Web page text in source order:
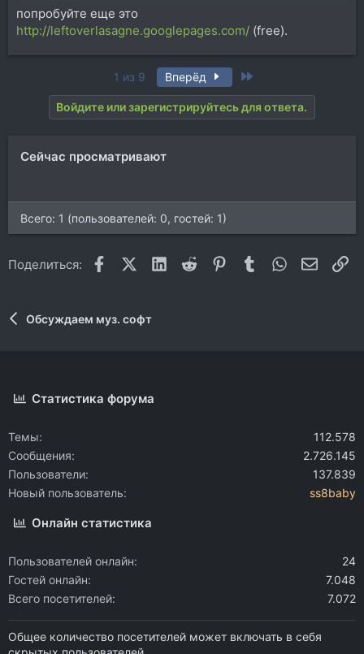
попробуйте еще это
http://leftoverlasagne.googlepages.com/ (free).
1 из 9 Вперёд
Войдите или зарегистрируйтесь для ответа.
Сейчас просматривают
Всего: 1 (пользователей: 0, гостей: 1)
Поделиться: FacebookX (Twitter)
LinkedIn
Reddit Pinterest
Tumblr WhatsApp
Обсуждаем муз. софт
Статистика форума
Темы
112.578
Сообщения
2.726.145
Пользователи
137.839
Новый пользователь
ss8baby
Онлайн статистика
Пользователей онлайн
24
Гостей онлайн
7.048
Всего посетителей
7.072
Общее количество посетителей может включать в себя